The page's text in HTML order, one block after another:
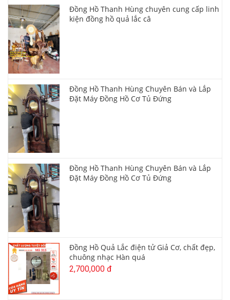
Đồng Hồ Thanh Hùng chuyên cung cấp linh
kiện đồng hồ quả lắc câ
Đồng Hồ Thanh Hùng Chuyên Bán và Lắp
Đặt Máy Đồng Hồ Cơ Tủ Đứng
Đồng Hồ Thanh Hùng Chuyên Bán và Lắp
Đặt Máy Đồng Hồ Cơ Tủ Đứng
Đồng Hồ Quả Lắc điện tử Giả Cơ, chất đẹp,
chuông nhạc Hàn quá
2,700,000 đ